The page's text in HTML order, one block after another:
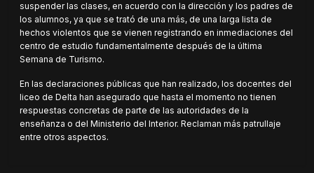
suspender las clases, en acuerdo con la dirección y los padres de
los alumnos, ya que se trató de una más, de una larga lista de
hechos violentos que se vienen registrando en inmediaciones del
centro de estudio fundamentalmente después de la última
Semana de Turismo.
En las declaraciones públicas que han realizado, los docentes del
liceo de Delta han asegurado que hasta el momento no tienen
respuestas concretas de parte de las autoridades de la
enseñanza o del Ministerio del Interior. Reclaman más patrullaje
entre otros aspectos.